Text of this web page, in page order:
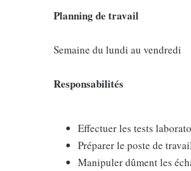
Planning de travail
Semaine du lundi au vendredi
Responsabilités
Effectuer les tests
Préparer le poste de
Manipuler dûment les